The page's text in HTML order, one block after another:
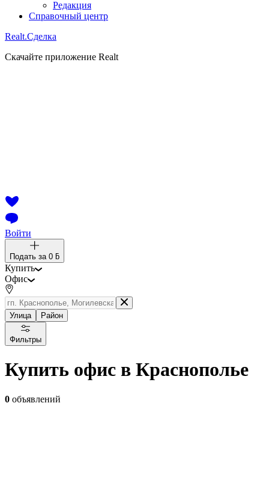
Редакция
Справочный центр
Realt.Сделка
Скачайте приложение Realt
Войти
Подать за 0 ƃ
Купить
Офис
Улица Район
Фильтры
Купить офис в Краснополье
0 объявлений